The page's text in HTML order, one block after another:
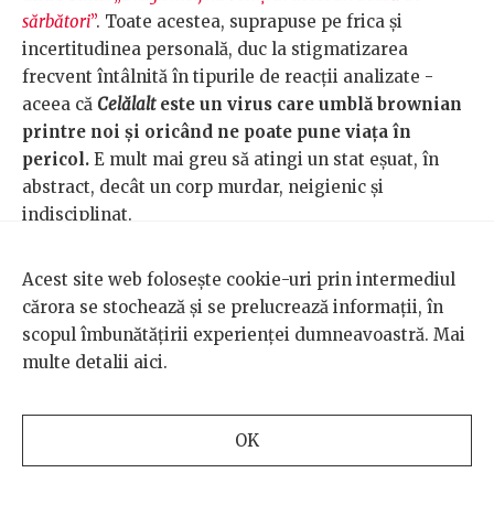
sărbători”. Toate acestea, suprapuse pe frica și
incertitudinea personală, duc la stigmatizarea
frecvent întâlnită în tipurile de reacții analizate -
aceea că Celălalteste un virus care umblă brownian
printre noi și oricând ne poate pune viața în
pericol. E mult mai greu să atingi un stat eșuat, în
abstract, decât un corp murdar, neigienic și
indisciplinat.
Deși pe 10 august 2018 diaspora revenită în țară la
protest
reprezenta elita salvatoare
, curată, imună la
corupție, acum ne confruntăm cu portretizarea unei
diaspore neîngrijite, neglijente, needucate și, deci,
” funcționează ca un grup omogen,
focar de infecție ce ne amenință intenționat
Acest site web folosește cookie-uri prin intermediul
cărora se stochează și se prelucrează informații, în
scopul îmbunătățirii experienței dumneavoastră. Mai
multe detalii aici.
OK